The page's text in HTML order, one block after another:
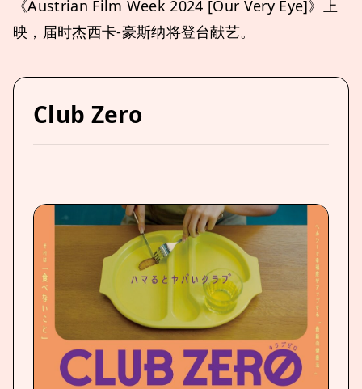
《Austrian Film Week 2024 [Our Very Eye]》上
映，届时杰西卡-豪斯纳将登台献艺。
Club Zero